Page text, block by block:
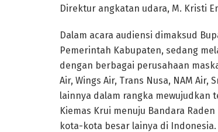
Direktur angkatan udara, M. Kristi
Dalam acara audiensi dimaksud
Pemerintah Kabupaten, sedang
dengan berbagai perusahaan
Air, Wings Air, Trans Nusa, NAM
lainnya dalam rangka mewujudkan
Kiemas Krui menuju Bandara
kota-kota besar lainya di Indonesia.